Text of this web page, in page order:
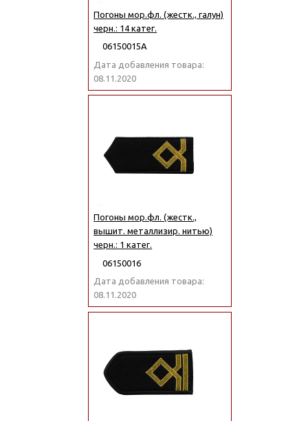
Погоны мор.фл. (жестк., галун)
черн.: 14 катег.
06150015А
Дата добавления товара:
08.11.2020
Погоны мор.фл. (жестк.,
вышит. металлизир. нитью)
черн.: 1 катег.
06150016
Дата добавления товара:
08.11.2020